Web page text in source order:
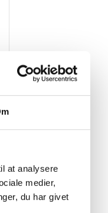
at analysere
medier,
du har givet